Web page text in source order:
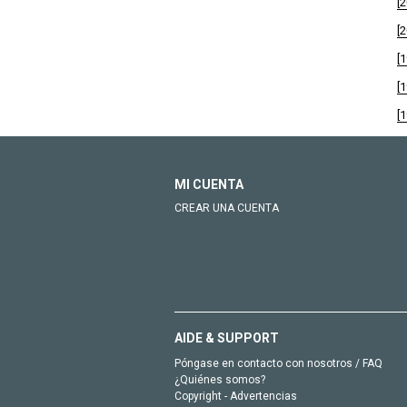
MI CUENTA
CREAR UNA CUENTA
AIDE & SUPPORT
Póngase en contacto con nosotros / FAQ
¿Quiénes somos?
Copyright - Advertencias